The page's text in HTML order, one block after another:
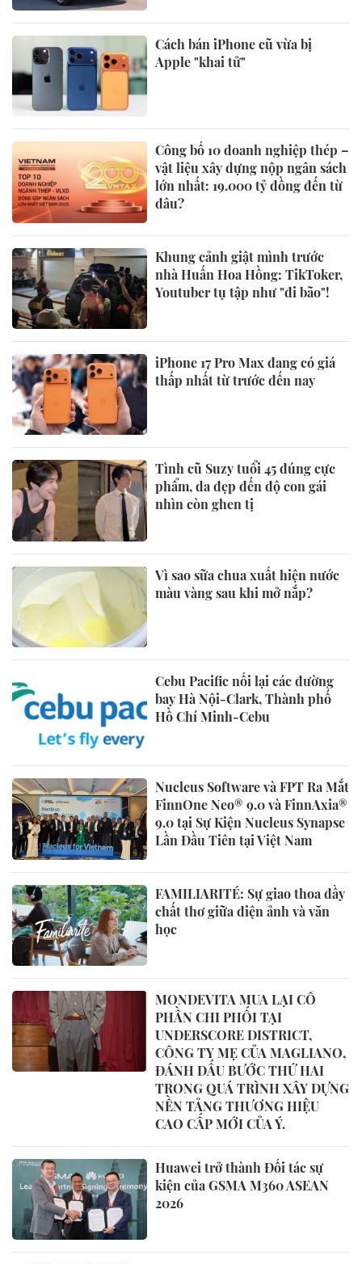
Cách bán iPhone cũ vừa bị
Apple "khai tử"
Công bố 10 doanh nghiệp thép –
vật liệu xây dựng nộp ngân sách
lớn nhất: 19.000 tỷ đồng đến từ
đâu?
Khung cảnh giật mình trước
nhà Huấn Hoa Hồng: TikToker,
Youtuber tụ tập như "đi bão"!
iPhone 17 Pro Max đang có giá
thấp nhất từ trước đến nay
Tình cũ Suzy tuổi 45 đúng cực
phẩm, da đẹp đến độ con gái
nhìn còn ghen tị
Vì sao sữa chua xuất hiện nước
màu vàng sau khi mở nắp?
Cebu Pacific nối lại các đường
bay Hà Nội-Clark, Thành phố
Hồ Chí Minh-Cebu
Nucleus Software và FPT Ra Mắt
FinnOne Neo® 9.0 và FinnAxia®
9.0 tại Sự Kiện Nucleus Synapse
Lần Đầu Tiên tại Việt Nam
FAMILIARITÉ: Sự giao thoa đầy
chất thơ giữa điện ảnh và văn
học
MONDEVITA MUA LẠI CỔ
PHẦN CHI PHỐI TẠI
UNDERSCORE DISTRICT,
CÔNG TY MẸ CỦA MAGLIANO,
ĐÁNH DẤU BƯỚC THỨ HAI
TRONG QUÁ TRÌNH XÂY DỰNG
NỀN TẢNG THƯƠNG HIỆU
CAO CẤP MỚI CỦA Ý.
Huawei trở thành Đối tác sự
kiện của GSMA M360 ASEAN
2026